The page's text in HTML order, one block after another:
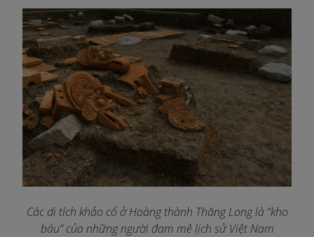
Các di tích khảo cổ ở Hoàng thành Thăng Long là “kho
báu” của những người đam mê lịch sử Việt Nam